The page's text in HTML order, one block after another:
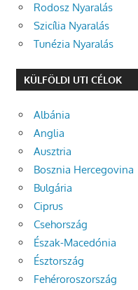
Rodosz Nyaralás
Szicília Nyaralás
Tunézia Nyaralás
KÜLFÖLDI UTI CÉLOK
Albánia
Anglia
Ausztria
Bosznia Hercegovina
Bulgária
Ciprus
Csehország
Észak-Macedónia
Észtország
Fehéroroszország